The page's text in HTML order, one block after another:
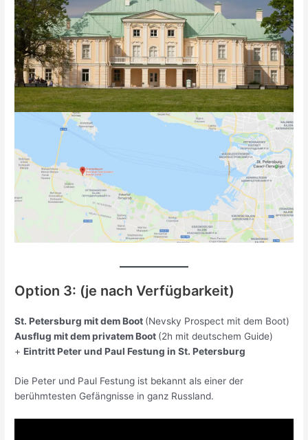
Option 3: (je nach Verfügbarkeit)
St. Petersburg mit dem Boot (Nevsky Prospect mit dem Boot)
Ausflug mit dem privatem Boot (2h mit deutschem Guide)
+Eintritt Peter und Paul Festung in St. Petersburg
Die Peter und Paul Festung ist bekannt als einer der
berühmtesten Gefängnisse in ganz Russland.